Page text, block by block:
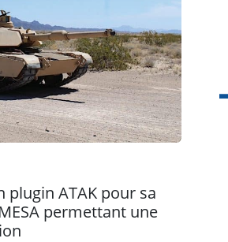
plugin ATAK pour sa
permettant une